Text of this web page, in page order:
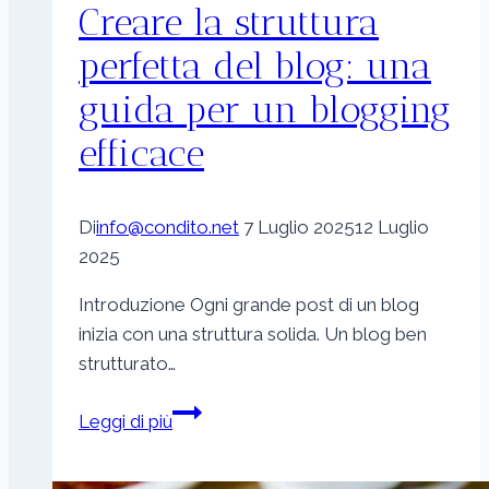
Creare la struttura
perfetta del blog: una
guida per un blogging
efficace
Diinfo@condito.net 7 Luglio 202512 Luglio
2025
Introduzione Ogni grande post di un blog
inizia con una struttura solida. Un blog ben
strutturato…
Leggi di piùCreare